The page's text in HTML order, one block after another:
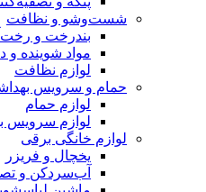
شست‌وشو و نظافت
بندرخت و
مواد شوینده و
لوازم نظافت
حمام و سرویس
لوازم حمام
لوازم سرویس
لوازم خانگی برقی
یخچال و فریزر
آب‌سردکن و